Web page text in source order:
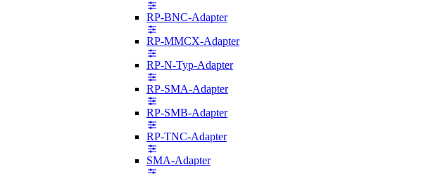
RP-BNC-Adapter
RP-MMCX-Adapter
RP-N-Typ-Adapter
RP-SMA-Adapter
RP-SMB-Adapter
RP-TNC-Adapter
SMA-Adapter